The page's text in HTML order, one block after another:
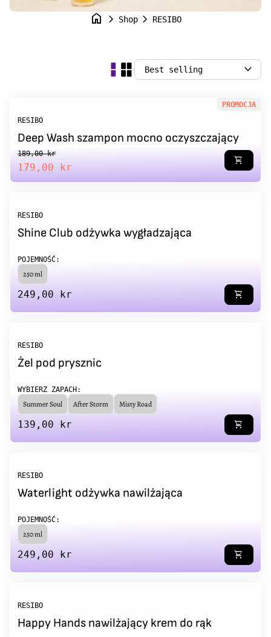
home chevron_right Shop chevron_right RESIBO
expand_more
PROMOCJA
RESIBO
Deep Wash szampon mocno oczyszczający
Regular price
189,00 kr
Sale price
179,00 kr
shopping_cart
RESIBO
Shine Club odżywka wygładzająca
POJEMNOŚĆ:
250 ml
Regular price
249,00 kr shopping_cart
RESIBO
Żel pod prysznic
WYBIERZ ZAPACH:
Summer Soul After Storm Misty Road
Regular price
139,00 kr shopping_cart
RESIBO
Waterlight odżywka nawilżająca
POJEMNOŚĆ:
250 ml
Regular price
249,00 kr shopping_cart
RESIBO
Happy Hands nawilżający krem do rąk